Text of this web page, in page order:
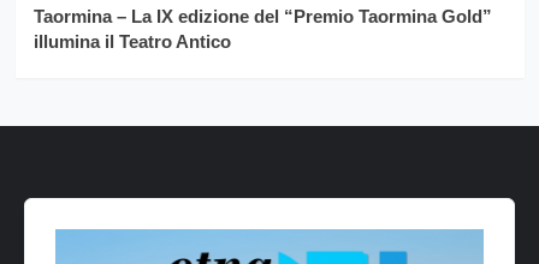
Taormina – La IX edizione del “Premio Taormina Gold”
illumina il Teatro Antico